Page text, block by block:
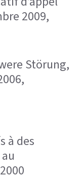
2009,
Störung,
à des